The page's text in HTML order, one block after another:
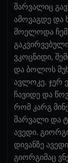
შარვალიც
ამოვაგდე და
მოელოდა
ვკოცნიდი,
და ბოლოს
ავლოკე. ჯერ
ჩავიდე და
რომ კარგ
შარვალი და
ავედი.
დივანზე
გიორგიმაც